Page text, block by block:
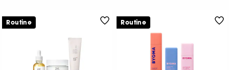
Routine Routine